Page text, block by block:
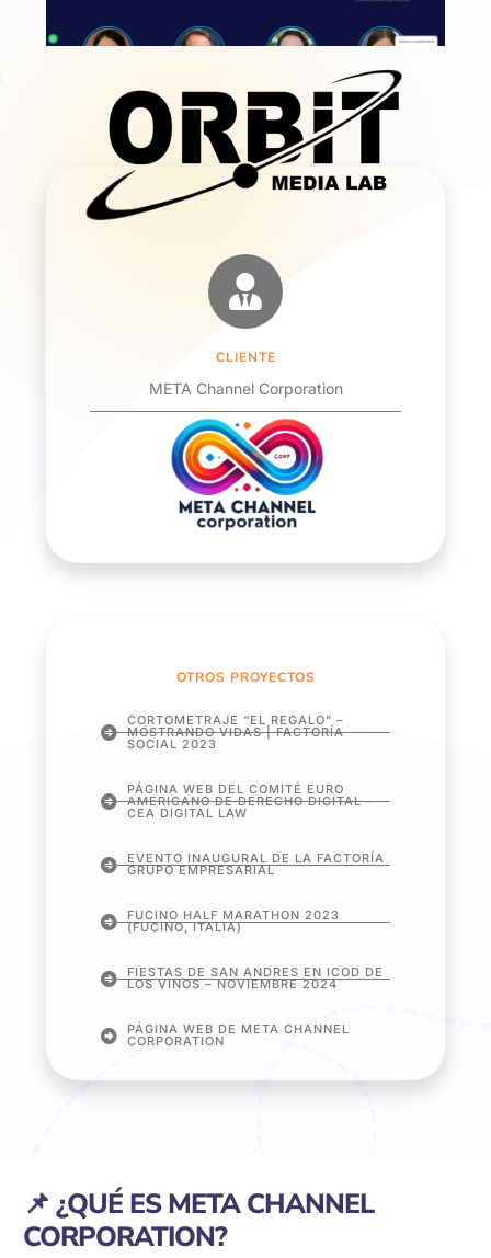
CLIENTE
META Channel Corporation
OTROS PROYECTOS
CORTOMETRAJE “EL REGALO” –
MOSTRANDO VIDAS | FACTORÍA
SOCIAL 2023
PÁGINA WEB DEL COMITÉ EURO
AMERICANO DE DERECHO DIGITAL –
CEA DIGITAL LAW
EVENTO INAUGURAL DE LA FACTORÍA
GRUPO EMPRESARIAL
FUCINO HALF MARATHON 2023
(FUCINO, ITALIA)
FIESTAS DE SAN ANDRES EN ICOD DE
LOS VINOS – NOVIEMBRE 2024
PÁGINA WEB DE META CHANNEL
CORPORATION
📌 ¿QUÉ ES META CHANNEL
CORPORATION?